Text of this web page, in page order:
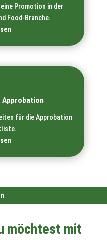
Promotion in der
Food-Branche.
für die Approbation
möchtest mit